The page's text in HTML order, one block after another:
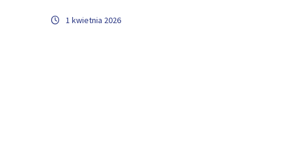
1 kwietnia 2026